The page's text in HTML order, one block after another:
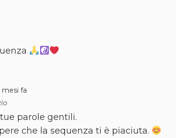
mesi fa
parole gentili.
che la sequenza ti è piaciuta.